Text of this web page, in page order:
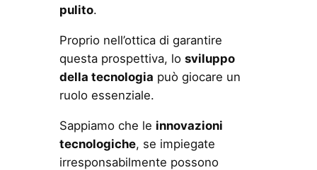
pulito.
Proprio nell’ottica di garantire
questa prospettiva, lo sviluppo
della tecnologia può giocare un
ruolo essenziale.
Sappiamo che le innovazioni
tecnologiche, se impiegate
irresponsabilmente possono